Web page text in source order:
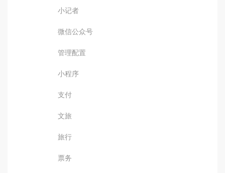
小记者
微信公众号
管理配置
小程序
支付
文旅
旅行
票务